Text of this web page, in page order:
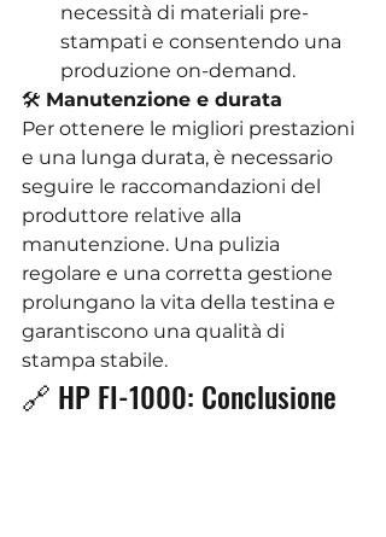
necessità di materiali pre-
stampati e consentendo una
produzione on-demand.
🛠️ Manutenzione e durata
Per ottenere le migliori prestazioni
e una lunga durata, è necessario
seguire le raccomandazioni del
produttore relative alla
manutenzione. Una pulizia
regolare e una corretta gestione
prolungano la vita della testina e
garantiscono una qualità di
stampa stabile.
🔗 HP FI-1000: Conclusione